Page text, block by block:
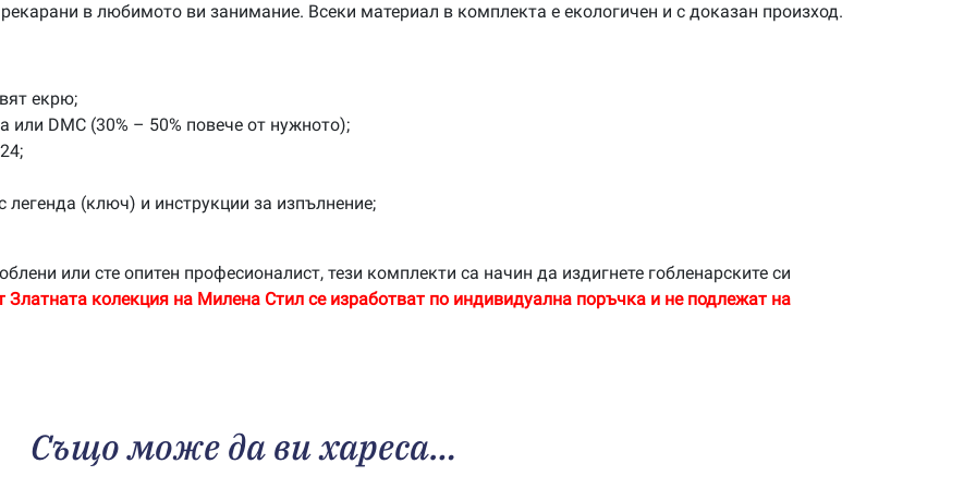
в любимото ви занимание. Всеки материал в комплекта е екологичен и с доказан произход.
екрю;
или DMC (30% – 50% повече от нужното);
легенда (ключ) и инструкции за изпълнение;
или сте опитен професионалист, тези комплекти са начин да издигнете гобленарските си
Златната колекция на Милена Стил се изработват по индивидуална поръчка и не подлежат на
Също може да ви хареса…